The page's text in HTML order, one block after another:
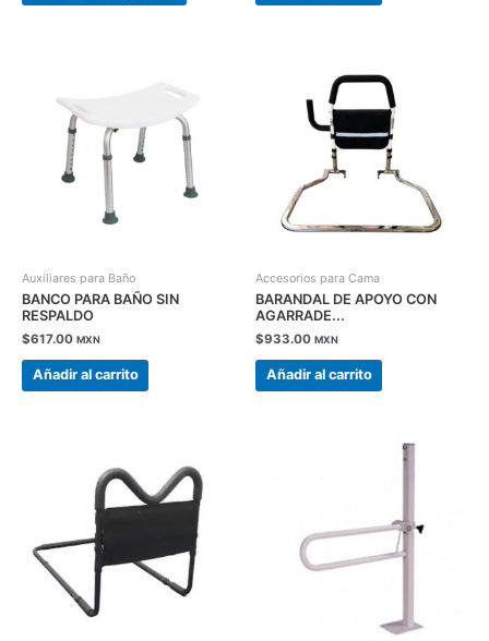
Auxiliares para Baño
BANCO PARA BAÑO SIN
RESPALDO
$617.00 MXN
Añadir al carrito
Accesorios para Cama
BARANDAL DE APOYO CON
AGARRADE...
$933.00 MXN
Añadir al carrito